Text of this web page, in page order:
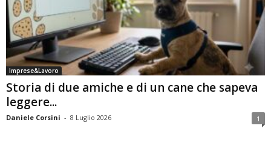
Imprese&Lavoro
Storia di due amiche e di un cane che sapeva
leggere...
Daniele Corsini - 8 Luglio 2026 1